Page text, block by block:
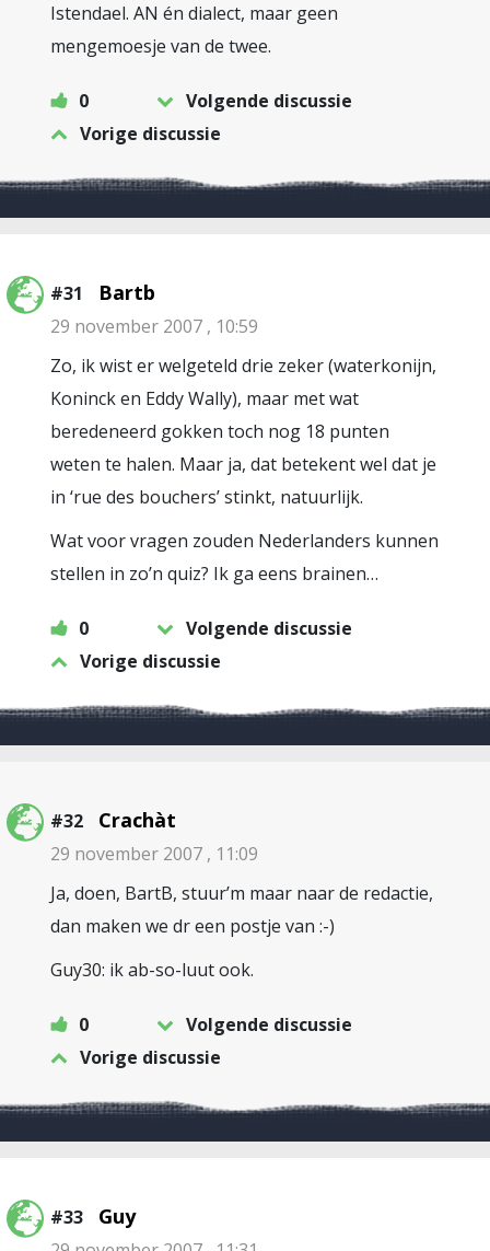
Istendael. AN én dialect, maar geen
mengemoesje van de twee.
0
Volgende discussie
Vorige discussie
#31 Bartb
29 november 2007 , 10:59
Zo, ik wist er welgeteld drie zeker (waterkonijn,
Koninck en Eddy Wally), maar met wat
beredeneerd gokken toch nog 18 punten
weten te halen. Maar ja, dat betekent wel dat je
in ‘rue des bouchers’ stinkt, natuurlijk.
Wat voor vragen zouden Nederlanders kunnen
stellen in zo’n quiz? Ik ga eens brainen…
0
Volgende discussie
Vorige discussie
#32 Crachàt
29 november 2007 , 11:09
Ja, doen, BartB, stuur’m maar naar de redactie,
dan maken we dr een postje van :-)
Guy30: ik ab-so-luut ook.
0
Volgende discussie
Vorige discussie
#33 Guy